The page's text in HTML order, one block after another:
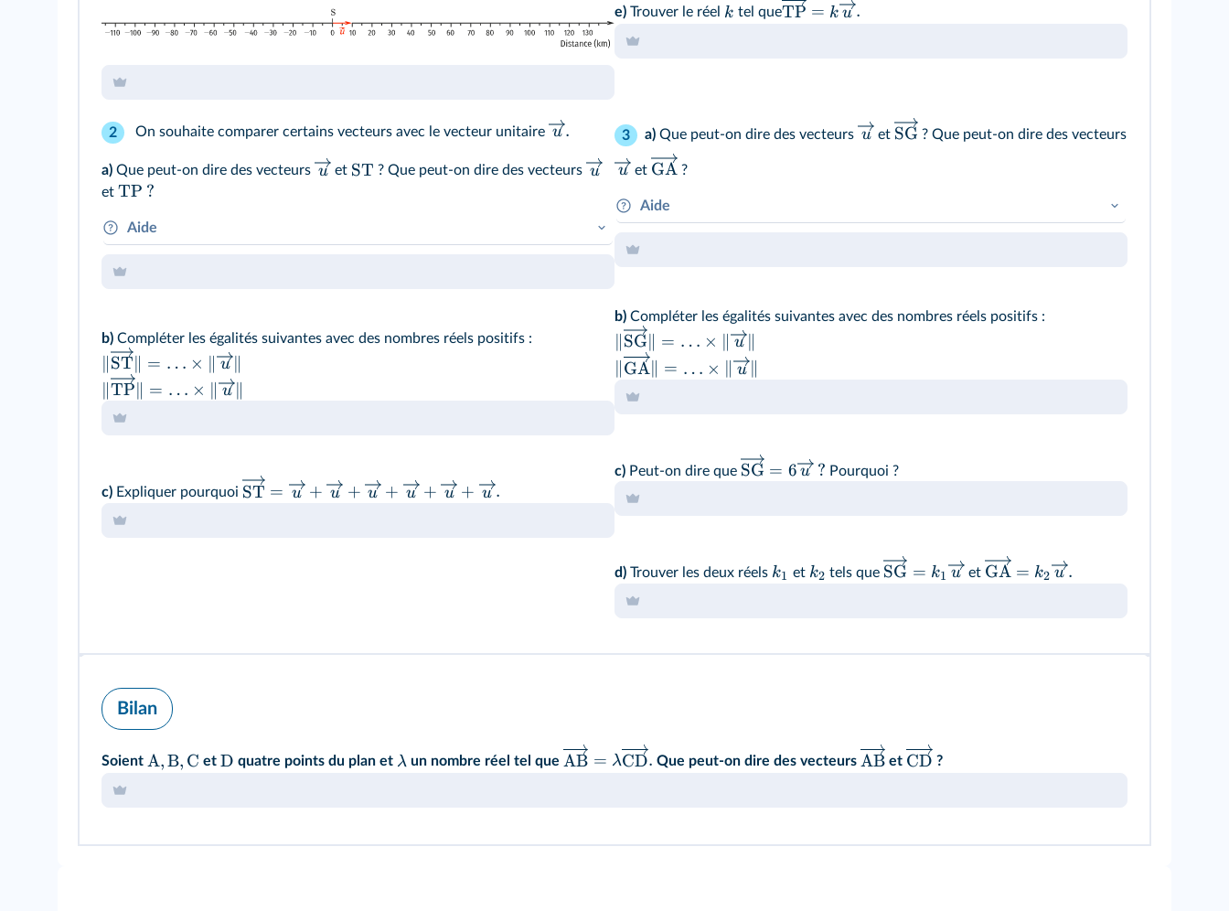
2 On souhaite comparer certains vecteurs avec le vecteur unitaire u .
a) Que peut-on dire des vecteurs u et ST ? Que peut-on dire des vecteurs u
et TP ?
Aide
On peut parler ici du sens, de la direction et de la norme des vecteurs.
b) Compléter les égalités suivantes avec des nombres réels positifs :
ST = … × ∥ u
TP = … × ∥ u
c) Expliquer pourquoi ST = u + u + u + u + u + u.
e) Trouver le réel k tel queTP = k u.
3 a) Que peut-on dire des vecteurs u et SG ? Que peut-on dire des vecteurs
u et GA ?
Aide
On peut parler ici du sens, de la direction et de la norme des vecteurs.
b) Compléter les égalités suivantes avec des nombres réels positifs :
SG = … × ∥ u
GA = … × ∥ u
c) Peut-on dire que SG = 6 u ? Pourquoi ?
d) Trouver les deux réels k1 et k2 tels que SG = k1 u et GA = k2 u.
Bilan
Soient A,B, C et D quatre points du plan et λ un nombre réel tel que AB = λCD. Que peut-on dire des vecteurs AB et CD ?